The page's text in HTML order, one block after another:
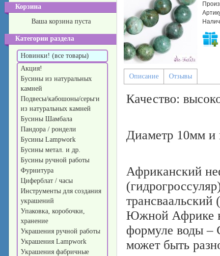
Корзина
Ваша корзина пуста
Категории раздела
Новинки! (все товары)
Акция!
Бусины из натуральных
камней
Подвесы/кабошоны/серьги
из натуральных камней
Бусины Шамбала
Пандора / рондели
Бусины Lampwork
Бусины метал. и др.
Бусины ручной работы
Фурнитура
Циферблат / часы
Инструменты для создания
украшений
Упаковка, коробочки,
хранение
Украшения ручной работы
Украшения Lampwork
Украшения фабричные
Описание Отзывы
Качество:
Диаметр 10мм
Африканский
Южной Африке в
формуле воды –
может быть